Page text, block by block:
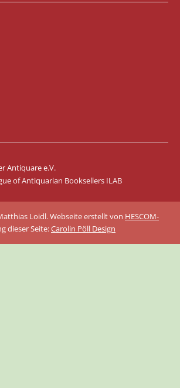
Loidl. Webseite erstellt von HESCOM-
dieser Seite:Carolin Pöll Design